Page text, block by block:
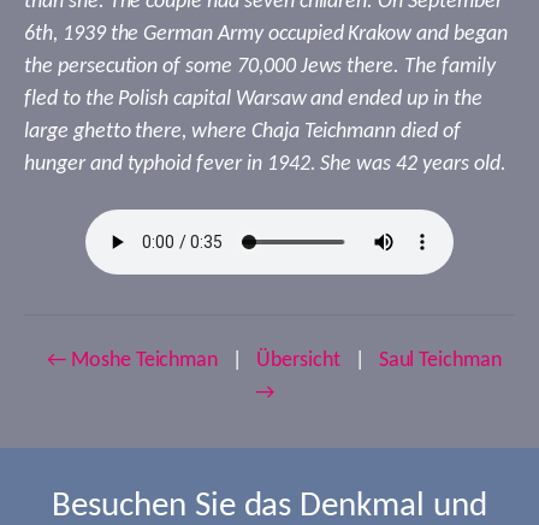
6th, 1939 the German Army occupied Krakow and began
the persecution of some 70,000 Jews there. The family
fled to the Polish capital Warsaw and ended up in the
large ghetto there, where Chaja Teichmann died of
hunger and typhoid fever in 1942. She was 42 years old.
← Moshe Teichman Übersicht
Saul Teichman
→
Besuchen Sie das Denkmal und